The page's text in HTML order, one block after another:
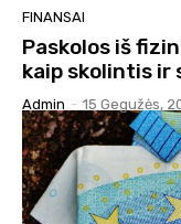
FINANSAI
Paskolos iš
kaip skolintis ir
Admin - 15 Gegužės,